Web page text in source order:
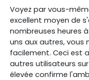
Voyez par vous-
excellent moyen de
nombreuses heures
uns aux autres, vous
facilement. Ceci est
autres utilisateurs
élevée confirme